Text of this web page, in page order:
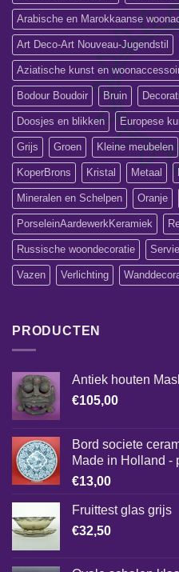
Arabische en Marokkaanse
Art Deco-Art Nouveau-Jugendstil
Aziatische kunst en
Bodour Boudoir Bruin
Doosjes en blikken Europese
Grijs Groen Kleine meubelen
KoperBrons Kristal Metaal
Mineralen en Schelpen Oranje
PorseleinAardewerkKeramiek
Russische woondecoratie
Vazen Verlichting
PRODUCTEN
Antiek houten
€105,00
Bord societe
Made in Holland -
€13,00
Fruittest glas grijs
€32,50